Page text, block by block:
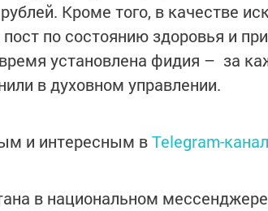
Кроме того, в качестве
по состоянию здоровья и
время установлена фидия – за
в духовном управлении.
и интересным вTelegram-
в национальном